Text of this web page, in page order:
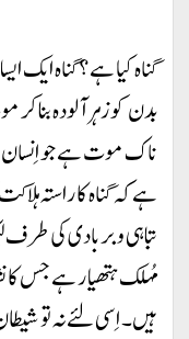
گناہ کیا ہے؟ گناہ
بدن کو زہر آلودہ بنا
ناک موت ہے جو اِنسان
ہے کہ گناہ کا راستہ
تباہی و بربادی کی طرف
مُہلک ہتھیار ہے جس کا
ہیں۔ اِسی لئے نہ تو